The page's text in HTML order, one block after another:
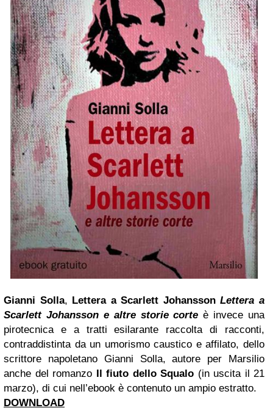
Gianni Solla, Lettera a Scarlett Johansson Lettera a
Scarlett Johanssone altre storie corte è invece una
pirotecnica e a tratti esilarante raccolta di racconti,
contraddistinta da un umorismo caustico e affilato, dello
scrittore napoletano Gianni Solla, autore per Marsilio
anche del romanzo
Il fiuto dello Squalo (in uscita il 21
marzo), di cui nell’ebook è contenuto un ampio estratto.
DOWNLOAD